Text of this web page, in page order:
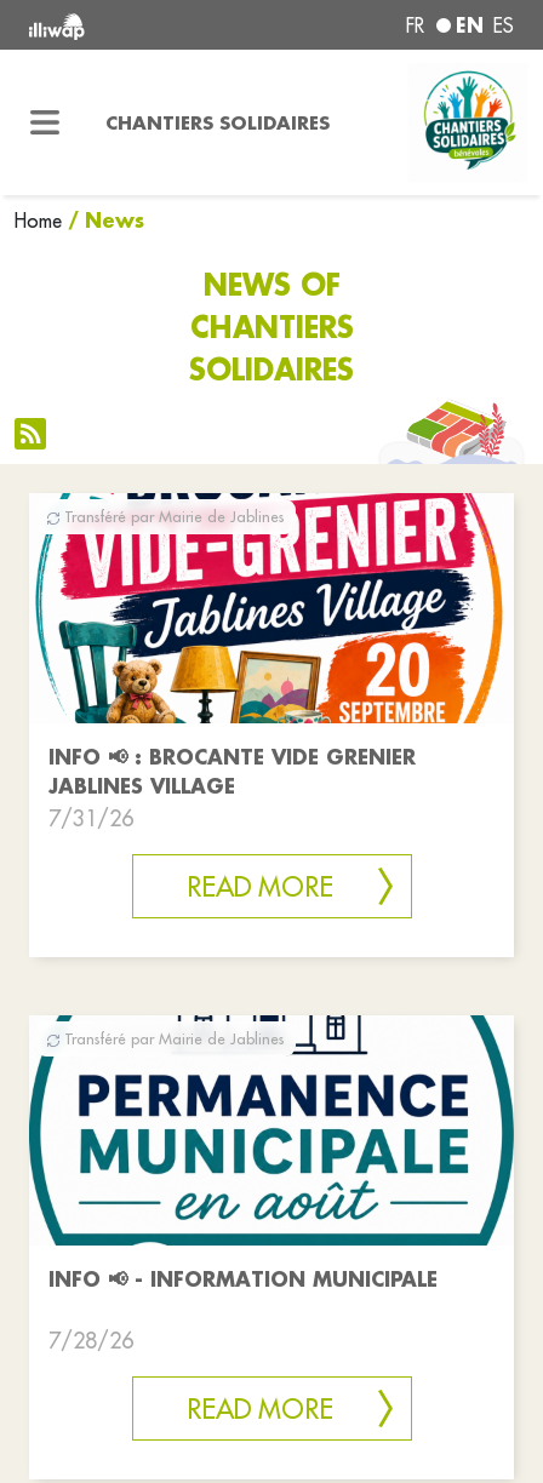
FR EN ES
CHANTIERS SOLIDAIRES
Home / News
NEWS OF
CHANTIERS
SOLIDAIRES
Transféré par Mairie de Jablines
INFO 📢 : BROCANTE VIDE GRENIER
JABLINES VILLAGE
7/31/26
READ MORE
Transféré par Mairie de Jablines
INFO 📢 - INFORMATION MUNICIPALE
7/28/26
READ MORE